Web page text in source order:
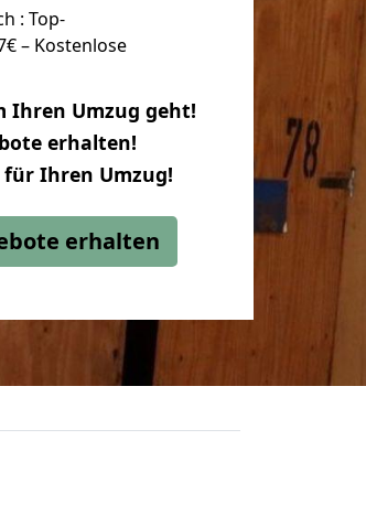
: Top-
– Kostenlose
Ihren Umzug geht!
erhalten!
für Ihren Umzug!
erhalten